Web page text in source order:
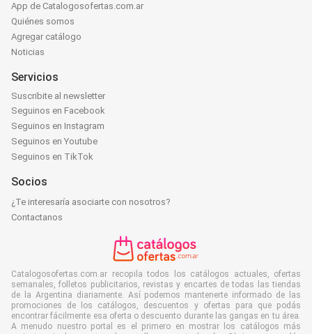
App de Catalogosofertas.com.ar
Quiénes somos
Agregar catálogo
Noticias
Servicios
Suscribite al newsletter
Seguinos en Facebook
Seguinos en Instagram
Seguinos en Youtube
Seguinos en TikTok
Socios
¿Te interesaría asociarte con nosotros?
Contactanos
Catalogosofertas.com.ar recopila todos los catálogos actuales, ofertas
semanales, folletos publicitarios, revistas y encartes de todas las tiendas
de la Argentina diariamente. Así podemos mantenerte informado de las
promociones de los catálogos, descuentos y ofertas para que podás
encontrar fácilmente esa oferta o descuento durante las gangas en tu área.
A menudo nuestro portal es el primero en mostrar los catálogos más